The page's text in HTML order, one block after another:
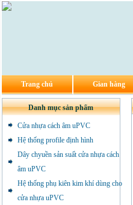
Trang chủ Gian hàng
Danh mục sản phẩm
Cửa nhựa cách âm uPVC
Hệ thống profile định hình
Dây chyuền sản suất cửa nhựa cách
âm uPVC
Hệ thống phụ kiên kim khí dùng cho
cửa nhựa uPVC